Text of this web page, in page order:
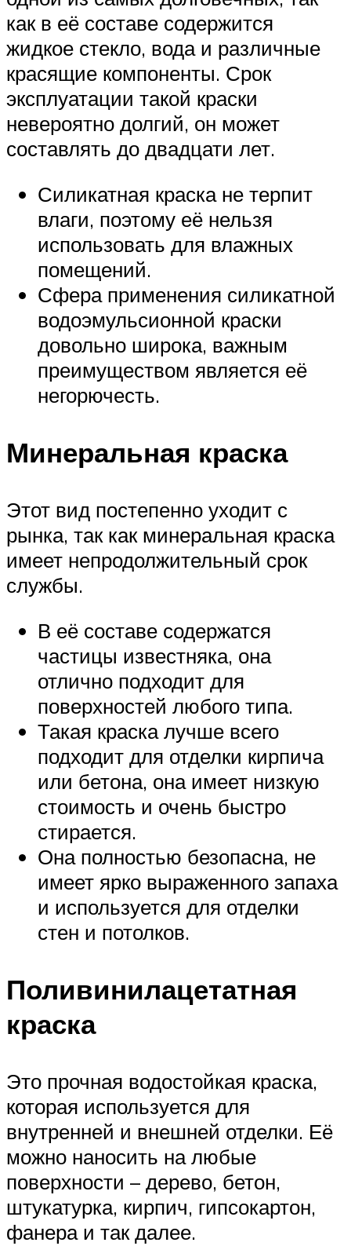
как в её составе содержится
жидкое стекло, вода и различные
красящие компоненты. Срок
эксплуатации такой краски
невероятно долгий, он может
составлять до двадцати лет.
Силикатная краска не терпит
влаги, поэтому её нельзя
использовать для влажных
помещений.
Сфера применения силикатной
водоэмульсионной краски
довольно широка, важным
преимуществом является её
негорючесть.
Минеральная краска
Этот вид постепенно уходит с
рынка, так как минеральная краска
имеет непродолжительный срок
службы.
В её составе содержатся
частицы известняка, она
отлично подходит для
поверхностей любого типа.
Такая краска лучше всего
подходит для отделки кирпича
или бетона, она имеет низкую
стоимость и очень быстро
стирается.
Она полностью безопасна, не
имеет ярко выраженного запаха
и используется для отделки
стен и потолков.
Поливинилацетатная
краска
Это прочная водостойкая краска,
которая используется для
внутренней и внешней отделки. Её
можно наносить на любые
поверхности – дерево, бетон,
штукатурка, кирпич, гипсокартон,
фанера и так далее.